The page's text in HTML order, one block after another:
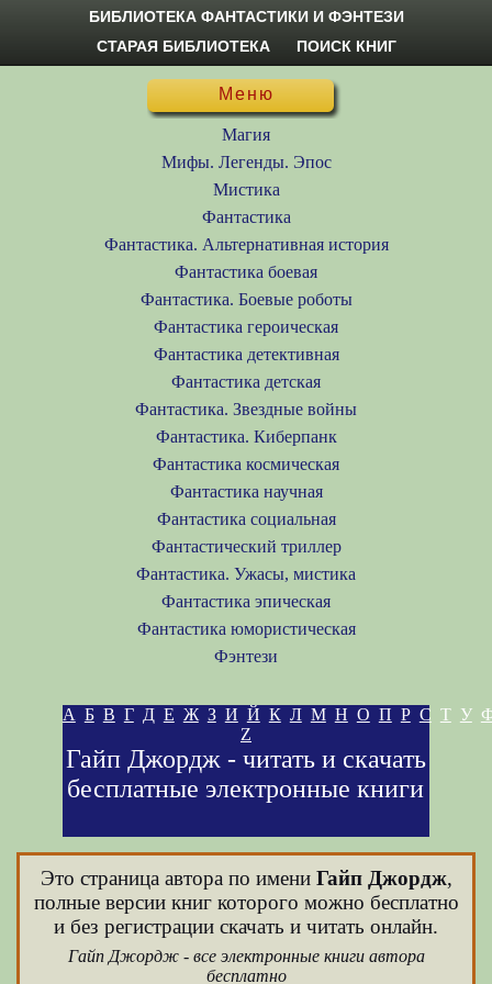
БИБЛИОТЕКА ФАНТАСТИКИ И ФЭНТЕЗИ
СТАРАЯ БИБЛИОТЕКА
ПОИСК КНИГ
Меню
Магия
Мифы. Легенды. Эпос
Мистика
Фантастика
Фантастика. Альтернативная история
Фантастика боевая
Фантастика. Боевые роботы
Фантастика героическая
Фантастика детективная
Фантастика детская
Фантастика. Звездные войны
Фантастика. Киберпанк
Фантастика космическая
Фантастика научная
Фантастика социальная
Фантастический триллер
Фантастика. Ужасы, мистика
Фантастика эпическая
Фантастика юмористическая
Фэнтези
А Б В Г Д Е Ж З И Й К Л М Н О П Р С Т У
Z
Гайп Джордж - читать и скачать
бесплатные электронные книги
Это страница автора по имени Гайп Джордж,
полные версии книг которого можно бесплатно
и без регистрации скачать и читать онлайн.
Гайп Джордж - все электронные книги автора
бесплатно